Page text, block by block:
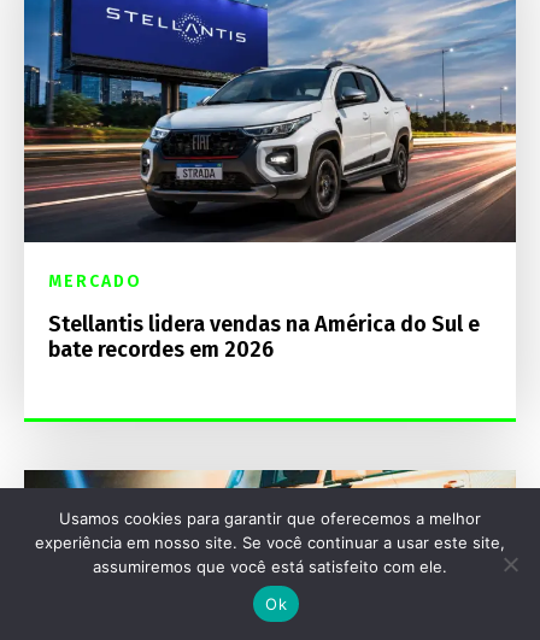
MERCADO
Stellantis lidera vendas na América do Sul e
bate recordes em 2026
Usamos cookies para garantir que oferecemos a melhor
experiência em nosso site. Se você continuar a usar este site,
assumiremos que você está satisfeito com ele.
Ok